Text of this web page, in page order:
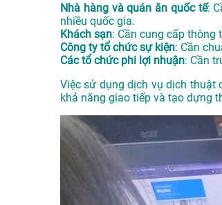
Nhà hàng và quán ăn quốc tế:
nhiều quốc gia.
Khách sạn: Cần cung cấp thông
Công ty tổ chức sự kiện: Cần
Các tổ chức phi lợi nhuận: Cần
Việc sử dụng dịch vụ dịch thuật
khả năng giao tiếp và tạo dựng